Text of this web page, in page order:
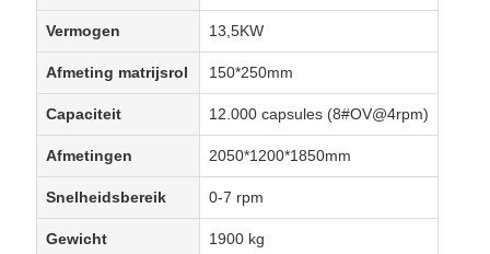
Vermogen 13,5KW
Afmeting matrijsrol 150*250mm
Capaciteit 12.000 capsules (8#OV@4rpm)
Afmetingen 2050*1200*1850mm
Snelheidsbereik 0-7 rpm
Gewicht 1900 kg